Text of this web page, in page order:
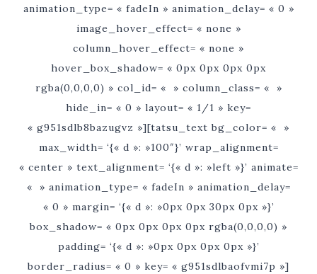
animation_type= « fadeIn » animation_delay= « 0 »
image_hover_effect= « none »
column_hover_effect= « none »
hover_box_shadow= « 0px 0px 0px 0px
rgba(0,0,0,0) » col_id= « » column_class= « »
hide_in= « 0 » layout= « 1/1 » key=
« g951sdlb8bazugvz »][tatsu_text bg_color= « »
max_width= ‘{« d »: »100″}’ wrap_alignment=
« center » text_alignment= ‘{« d »: »left »}’ animate=
« » animation_type= « fadeIn » animation_delay=
« 0 » margin= ‘{« d »: »0px 0px 30px 0px »}’
box_shadow= « 0px 0px 0px 0px rgba(0,0,0,0) »
padding= ‘{« d »: »0px 0px 0px 0px »}’
border_radius= « 0 » key= « g951sdlbaofvmi7p »]